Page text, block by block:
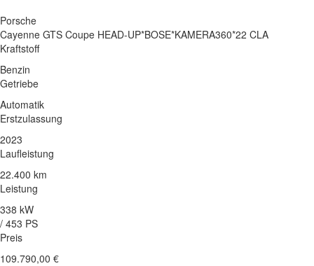
Porsche
Cayenne GTS Coupe HEAD-UP*BOSE*KAMERA360*22 CLA
Kraftstoff
Benzin
Getriebe
Automatik
Erstzulassung
2023
Laufleistung
22.400 km
Leistung
338 kW
/ 453 PS
Preis
109.790,00 €